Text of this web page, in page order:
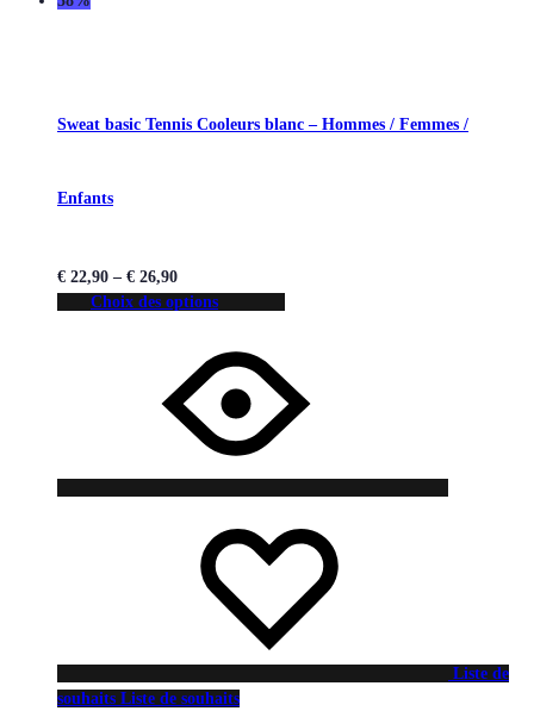
Sweat basic Tennis Cooleurs blanc – Hommes / Femmes /
Enfants
€ 22,90 – € 26,90
Choix des options
Liste de
souhaits Liste de souhaits